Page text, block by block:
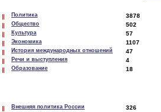
Политика 3878
Общество 502
Культура 57
Экономика 1107
История международных отношений 47
Речи и выступления 4
Образование 18
Внешняя политика России 326